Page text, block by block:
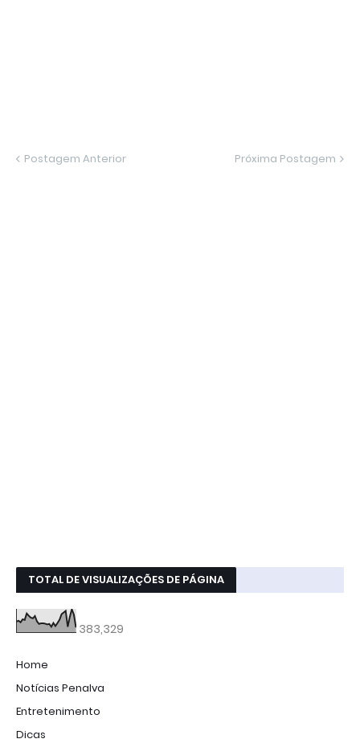
Postagem Anterior Próxima Postagem
TOTAL DE VISUALIZAÇÕES DE PÁGINA
383,329
Home
Notícias Penalva
Entretenimento
Dicas